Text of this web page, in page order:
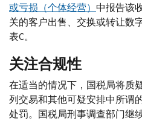
或亏损（个体经营） 中报告该
关的客户出售、交换或转让数
表C。
关注合规性
在适当的情况下，国税局将质
列交易和其他可疑安排中所谓
处罚。国税局刑事调查部门继